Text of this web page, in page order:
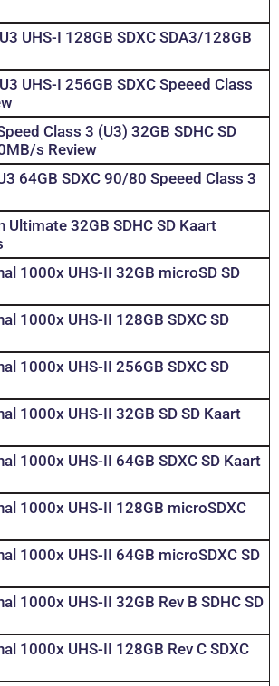
UHS-I 128GB SDXC SDA3/128GB
UHS-I 256GB SDXC Speeed Class
Class 3 (U3) 32GB SDHC SD
s Review
64GB SDXC 90/80 Speeed Class 3
Ultimate 32GB SDHC SD Kaart
1000x UHS-II 32GB microSD SD
1000x UHS-II 128GB SDXC SD
1000x UHS-II 256GB SDXC SD
1000x UHS-II 32GB SD SD Kaart
1000x UHS-II 64GB SDXC SD Kaart
1000x UHS-II 128GB microSDXC
1000x UHS-II 64GB microSDXC SD
1000x UHS-II 32GB Rev B SDHC SD
1000x UHS-II 128GB Rev C SDXC